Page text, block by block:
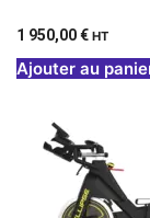
1 950,00€ HT
Ajouter au